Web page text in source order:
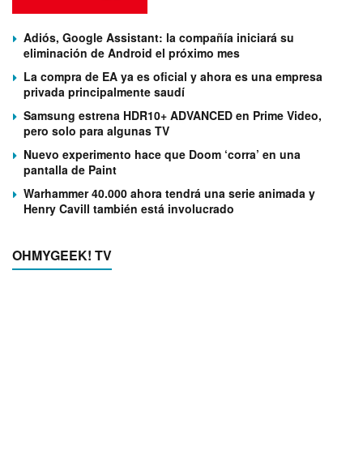
Adiós, Google Assistant: la compañía iniciará su
eliminación de Android el próximo mes
La compra de EA ya es oficial y ahora es una empresa
privada principalmente saudí
Samsung estrena HDR10+ ADVANCED en Prime Video,
pero solo para algunas TV
Nuevo experimento hace que Doom ‘corra’ en una
pantalla de Paint
Warhammer 40.000 ahora tendrá una serie animada y
Henry Cavill también está involucrado
OHMYGEEK! TV